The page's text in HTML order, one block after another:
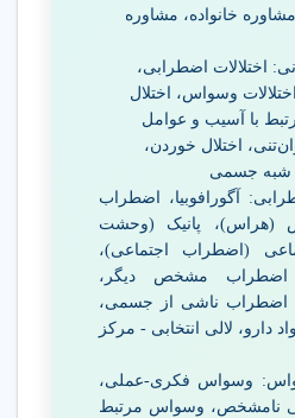
خانواده، مشاوره
اختلالات اضطرابی،
وسواس، اختلال
با آسیب و عوامل
اختلال خوردن،
شبه جسمی
آگورافوبیا، اضطراب
(هراس)، پانیک (وحشت
(اضطراب اجتماعی)،
اضطراب مشخص دیگر،
اضطراب ناشی از جسمی،
دارو، لالی انتخابی - مرکز
وسواس فکری-عملی،
نامشخص، وسواس مرتبط